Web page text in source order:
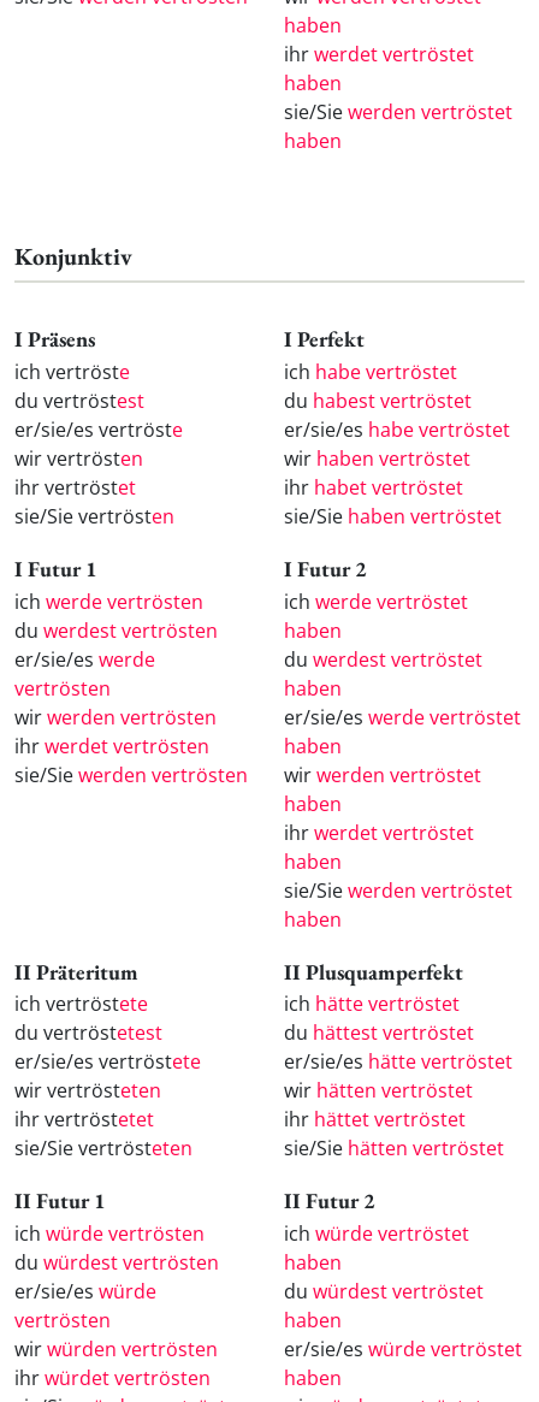
haben
ihrwerdet vertröstet
haben
sie/Siewerden vertröstet
haben
Konjunktiv
I Präsens
ich vertröste
du vertröstest
er/sie/es vertröste
wir vertrösten
ihr vertröstet
sie/Sie vertrösten
I Perfekt
ich habe vertröstet
du habest vertröstet
er/sie/es habe vertröstet
wir haben vertröstet
ihr habet vertröstet
sie/Sie haben vertröstet
I Futur 1
ich werde vertrösten
du werdest vertrösten
er/sie/es werde
vertrösten
wirwerden vertrösten
ihrwerdet vertrösten
sie/Siewerden vertrösten
I Futur 2
ich werde vertröstet
haben
du werdest vertröstet
haben
er/sie/es werde vertröstet
haben
wirwerden vertröstet
haben
ihrwerdet vertröstet
haben
sie/Siewerden vertröstet
haben
II Präteritum
ich vertröstete
du vertröstetest
er/sie/es vertröstete
wir vertrösteten
ihr vertröstetet
sie/Sie vertrösteten
II Plusquamperfekt
ich hätte vertröstet
du hättest vertröstet
er/sie/es hätte vertröstet
wir hätten vertröstet
ihr hättet vertröstet
sie/Sie hätten vertröstet
II Futur 1
ich würde vertrösten
du würdest vertrösten
er/sie/es würde
vertrösten
wirwürden vertrösten
ihrwürdet vertrösten
II Futur 2
ich würde vertröstet
haben
du würdest vertröstet
haben
er/sie/es würde vertröstet
haben